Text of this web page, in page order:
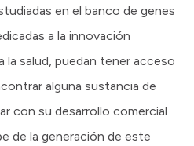
en el banco de genes
a la innovación
salud, puedan tener acceso
alguna sustancia de
con su desarrollo comercial
de la generación de este